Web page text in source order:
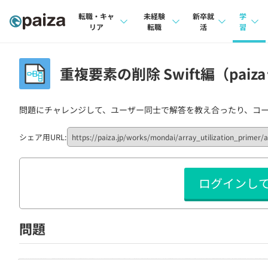
転職・キャ
リア
転職成功ガイド
転職エージェント
未経験
転職
インタビュー
転職成功ガイド
新卒就
活
本選考
新卒エージェント
イベント・セミナー
インタビュー
就活成功ガイド
学
習
4択
ナレ
リフ
プラン
個人
重複要素の削除 Swift編（
問題にチャレンジして、ユーザー同士で解答を教え合ったり、コ
シェア用URL:
ログインし
問題